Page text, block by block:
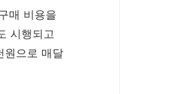
매 비용을
시행되고
원으로 매달